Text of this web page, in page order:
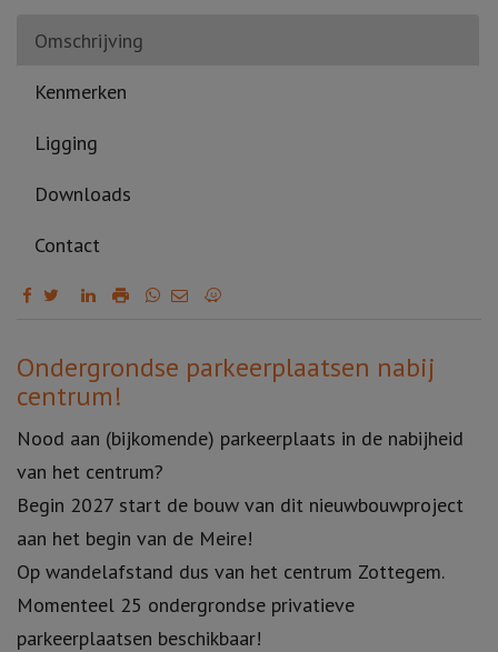
Omschrijving
Kenmerken
Ligging
Downloads
Contact
Omschrijving
Ondergrondse parkeerplaatsen nabij
centrum!
Nood aan (bijkomende) parkeerplaats in de nabijheid
van het centrum?
Begin 2027 start de bouw van dit nieuwbouwproject
aan het begin van de Meire!
Op wandelafstand dus van het centrum Zottegem.
Momenteel 25 ondergrondse privatieve
parkeerplaatsen beschikbaar!